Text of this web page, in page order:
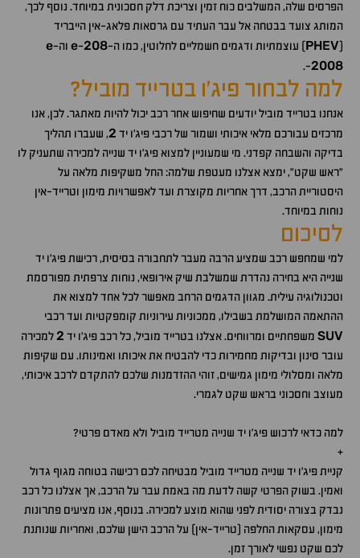
הפרסים שלה, המשלבים כוח זמין וצריכת דלק חסכונית במיוחד. נוסף לכך,
המותג צועד בבטחה אל עבר העתיד עם גרסאות פלאג-אין הייבריד
(
PHEV) עוצמתיות ודגמים חשמליים לחלוטין, כמו ה- e-208 וה e-
2008
-.
למה לבחור פיג'ו בטרייד מוביל?
אנחנו בטרייד מוביל יודעים שחיפוש אחר רכב יכול להיות מאתגר. לכן, אנו
מרכזים עבורכם מלאי איכותי ושמור של רכבי פיג'ו יד 2, שעברו תהליך
בדיקה והשבחה קפדני. מי שמעוניין למצוא פיג'ו יד שנייה למכירה שתעניק לו
"ראש שקט", ימצא אצלנו מעטפת שלמה: החל משקיפות מלאה על
היסטוריית הרכב, דרך אחריות מקוצרת ועד לאפשרויות מימון וטרייד-אין
נוחות במיוחד.
לסיכום
למי שמחפש רכב שמציע הרבה מעבר לתחבורה בסיסית, רכישת פיג'ו יד
שנייה היא בחירה נהדרת שמשלבת שיק אירופאי, נוחות צרפתית מפורסמת
וטכנולוגיה עילית. מגוון הדגמים הרחב מאפשר לכל אחד למצוא את
ההתאמה המושלמת בשבילו, ממכוניות עירוניות קומפקטיות ועד רכבי
SUV משפחתיים ומרווחים. אצלנו בטרייד מוביל, כל רכב פיג'ו יד 2למכירה
עובר סינון ובדיקות מחמירות כדי להבטיח את איכותו ואמינותו. עם שקיפות
מלאה ומסלולי מימון גמישים, זוהי ההזדמנות שלכם להתקדם לרכב איכותי,
מעוצב וחסכוני בראש שקט לגמרי.
למה כדאי לרכוש פיג'ו יד שנייה מטרייד מוביל ולא מאדם פרטי?
+
קניית פיג'ו יד שנייה מטרייד מוביל מבטיחה לכם רכישה בטוחה מגוף גדול
ואמין. בשוק הפרטי קשה לדעת מה באמת עבר על הרכב, אך אצלנו כל רכב
נבדק בצורה יסודית לפני שהוא מוצע למכירה. בנוסף, אנו מציעים פתרונות
מימון, עסקאות החלפה (טרייד-אין) על הרכב הישן שלכם, ואחריות שנותנת
לכם שקט נפשי לאורך זמן.